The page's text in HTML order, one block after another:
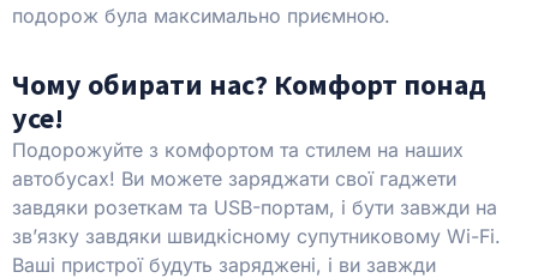
подорож була максимально приємною.
Чому обирати нас? Комфорт понад
усе!
Подорожуйте з комфортом та стилем на наших
автобусах! Ви можете заряджати свої гаджети
завдяки розеткам та USB-портам, і бути завжди на
зв’язку завдяки швидкісному супутниковому Wi-Fi.
Ваші пристрої будуть заряджені, і ви завжди